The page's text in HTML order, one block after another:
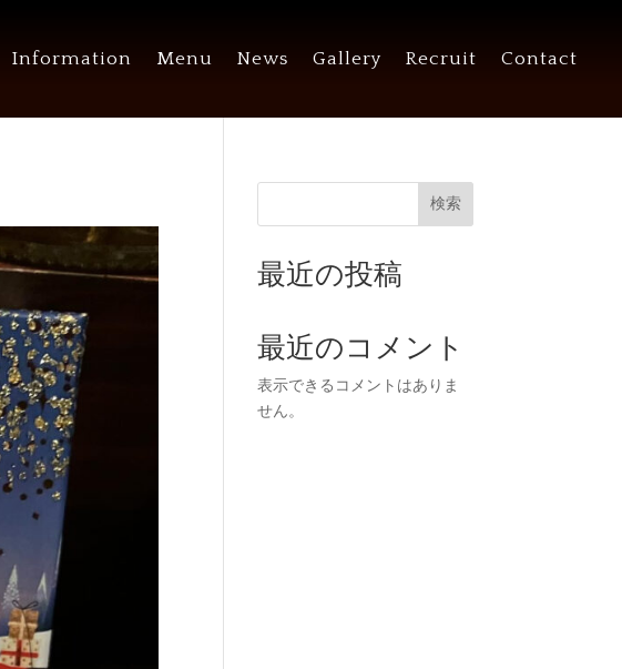
Information Menu News Gallery Recruit Contact
検索
最近の投稿
最近のコメント
表示できるコメントはありま
せん。